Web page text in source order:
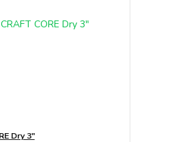
Dry 3"